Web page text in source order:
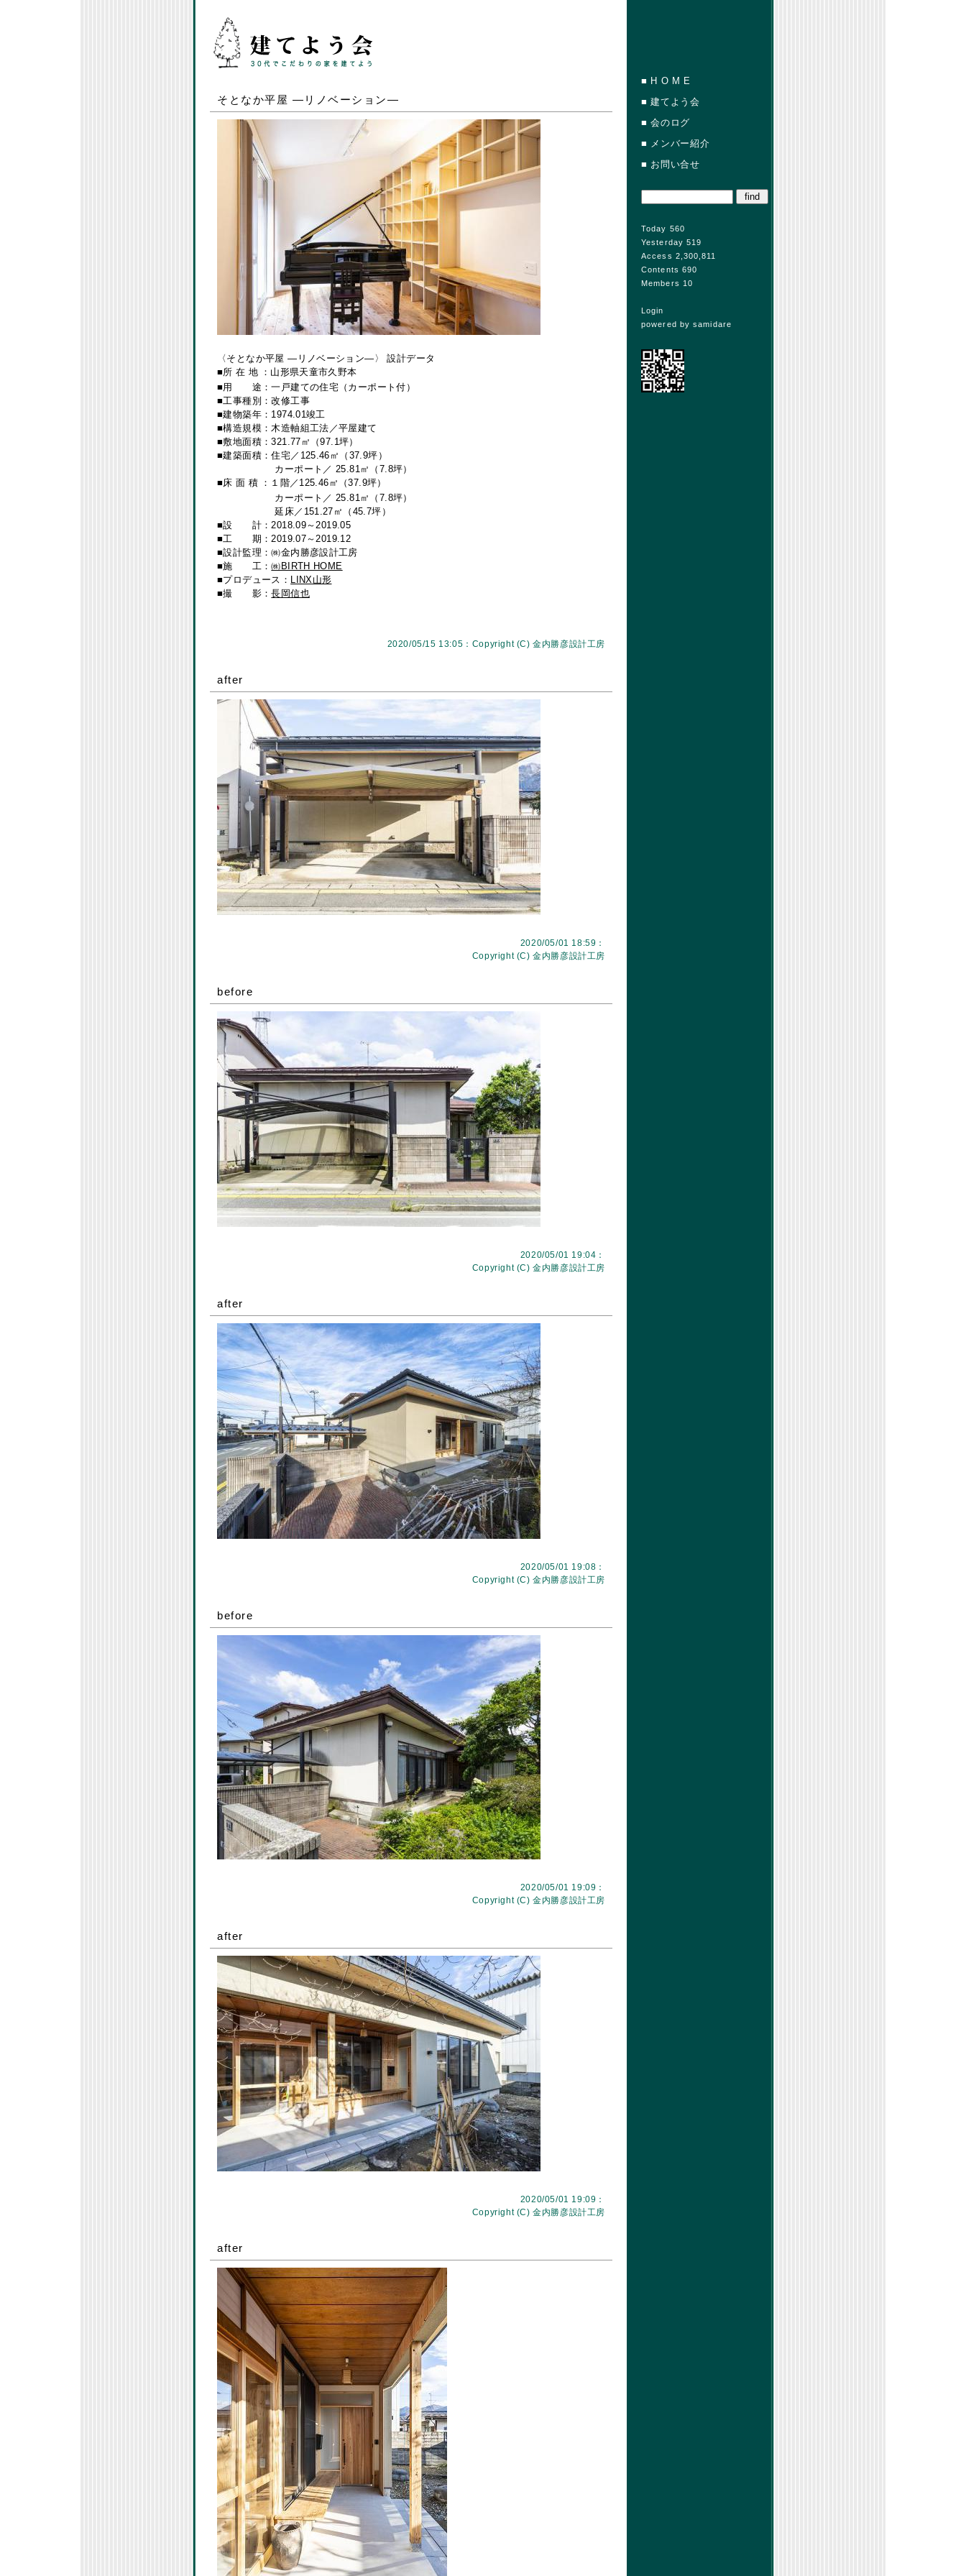
そとなか平屋 ―リノベーション―
〈そとなか平屋 ―リノベーション―〉 設計データ
■所 在 地 ：山形県天童市久野本
■用 途：一戸建ての住宅（カーポート付）
■工事種別：改修工事
■建物築年：1974.01竣工
■構造規模：木造軸組工法／平屋建て
■敷地面積：321.77㎡（97.1坪）
■建築面積：住宅／125.46㎡（37.9坪）
カーポート／ 25.81㎡（7.8坪）
■床 面 積 ：１階／125.46㎡（37.9坪）
カーポート／ 25.81㎡（7.8坪）
延床／151.27㎡（45.7坪）
■設 計：2018.09～2019.05
■工 期：2019.07～2019.12
■設計監理：㈱金内勝彦設計工房
■施 工：㈱BIRTH HOME
■プロデュース： LINX山形
■撮 影：長岡信也
2020/05/15 13:05：Copyright (C)金内勝彦設計工房
after
2020/05/01 18:59：
Copyright (C)金内勝彦設計工房
before
2020/05/01 19:04：
Copyright (C)金内勝彦設計工房
after
2020/05/01 19:08：
Copyright (C)金内勝彦設計工房
before
2020/05/01 19:09：
Copyright (C)金内勝彦設計工房
after
2020/05/01 19:09：
Copyright (C)金内勝彦設計工房
after
■ H O M E
■建てよう会
■会のログ
■ メンバー紹介
■ お問い合せ
Today 560
Yesterday 519
Access 2,300,811
Contents 690
Members 10
Login
powered bysamidare